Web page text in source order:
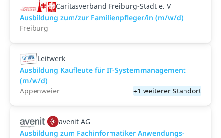
Caritasverband Freiburg-Stadt e. V
Ausbildung zum/zur Familienpfleger/in (m/w/d)
Freiburg
Leitwerk
Ausbildung Kaufleute für IT-Systemmanagement
(m/w/d)
Appenweier
+1 weiterer Standort
avenit AG
Ausbildung zum Fach­informatiker Anwendungs­